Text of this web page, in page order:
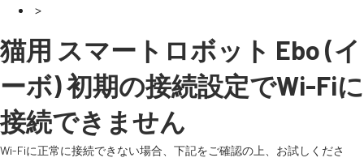
RC・ロボット部品
講習会･国家資格･WEBセミナー
スペシャルコンテンツ定期配信!
>
猫用 スマートロボット Ebo (イ
ーボ) 初期の接続設定でWi-Fiに
接続できません
Wi-Fiに正常に接続できない場合、下記をご確認の上、お試しくださ